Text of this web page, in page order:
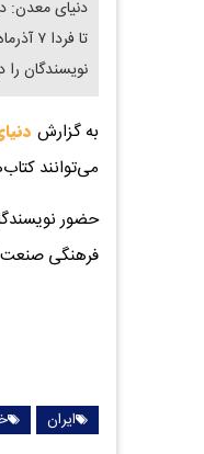
تا
نویسندگان
به گزارش
می‌توانند کتاب‌های
حضور
فرهنگی صنعت
ایران